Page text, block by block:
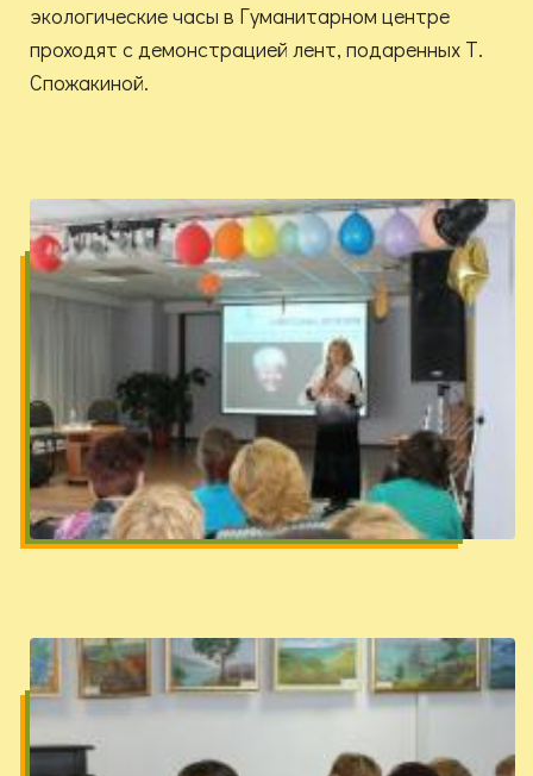
экологические часы в Гуманитарном центре
проходят с демонстрацией лент, подаренных Т.
Спожакиной.